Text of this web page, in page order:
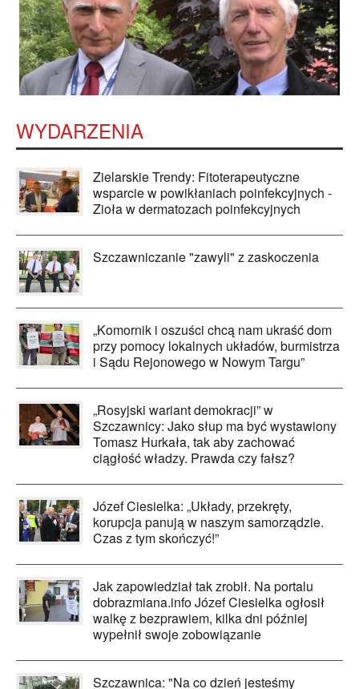
WYDARZENIA
Zielarskie Trendy: Fitoterapeutyczne
wsparcie w powikłaniach poinfekcyjnych -
Zioła w dermatozach poinfekcyjnych
Szczawniczanie "zawyli" z zaskoczenia
„Komornik i oszuści chcą nam ukraść dom
przy pomocy lokalnych układów, burmistrza
i Sądu Rejonowego w Nowym Targu”
„Rosyjski wariant demokracji” w
Szczawnicy: Jako słup ma być wystawiony
Tomasz Hurkała, tak aby zachować
ciągłość władzy. Prawda czy fałsz?
Józef Ciesielka: „Układy, przekręty,
korupcja panują w naszym samorządzie.
Czas z tym skończyć!”
Jak zapowiedział tak zrobił. Na portalu
dobrazmiana.info Józef Ciesielka ogłosił
walkę z bezprawiem, kilka dni później
wypełnił swoje zobowiązanie
Szczawnica: "Na co dzień jesteśmy